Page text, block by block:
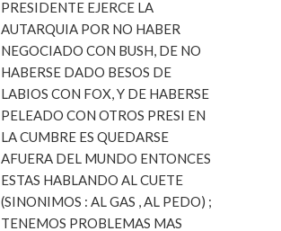
PRESIDENTE EJERCE LA
AUTARQUIA POR NO HABER
NEGOCIADO CON BUSH, DE NO
HABERSE DADO BESOS DE
LABIOS CON FOX, Y DE HABERSE
PELEADO CON OTROS PRESI EN
LA CUMBRE ES QUEDARSE
AFUERA DEL MUNDO ENTONCES
ESTAS HABLANDO AL CUETE
(SINONIMOS : AL GAS , AL PEDO) ;
TENEMOS PROBLEMAS MAS